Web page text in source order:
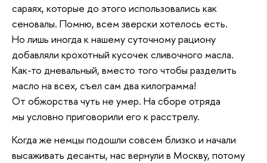
сараях, которые до этого использовались как
сеновалы. Помню, всем зверски хотелось есть.
Но лишь иногда к нашему суточному рациону
добавляли крохотный кусочек сливочного масла.
Как-то дневальный, вместо того чтобы разделить
масло на всех, съел сам два килограмма!
От обжорства чуть не умер. На сборе отряда
мы условно приговорили его к расстрелу.
Когда же немцы подошли совсем близко и начали
высаживать десанты, нас вернули в Москву, потому